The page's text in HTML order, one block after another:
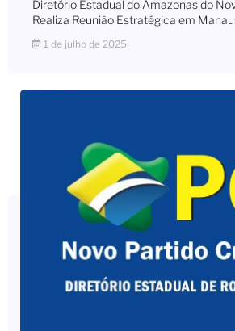
Diretório Estadual do Amazonas do
Realiza Reunião Estratégica em
1 de julho de 2025